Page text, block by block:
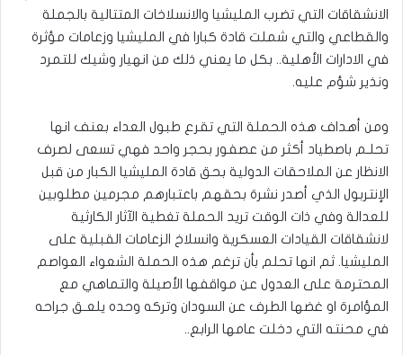
الانشقاقات التي تضرب المليشيا والانسلاخات المتتالية بالجملة
والقطاعي والتي شملت قادة كبارا في المليشيا وزعامات مؤثرة
في الادارات الأهلية.. بكل ما يعني ذلك من انهيار وشيك للتمرد
ونذير شؤم عليه.
ومن أهداف هذه الحملة التي تقرع طبول العداء بعنف انها
تحلـم باصطياد أكثر من عصفور بحجر واحد فهي تسعى لصرف
الانظار عن الملاحقات الدولية بحق قادة المليشيا الكبار من قبل
الإنتربول الذي أصدر نشرة بحقهم باعتبارهم مجرمين مطلوبين
للعدالة وفي ذات الوقت تريد الحملة تغطية الآثار الكارثية
لانشقاقات القيادات العسكرية وانسلاخ الزعامات القبلية على
المليشيا. ثم انها تحلم بأن ترغم هذه الحملة الشعواء العواصم
المحترمة على العدول عن مواقفها الأصيلة والتماهي مع
المؤامرة او غضها الطرف عن السودان وتركه وحده يلعـق جراحه
في محنته التي دخلت عامها الرابع..